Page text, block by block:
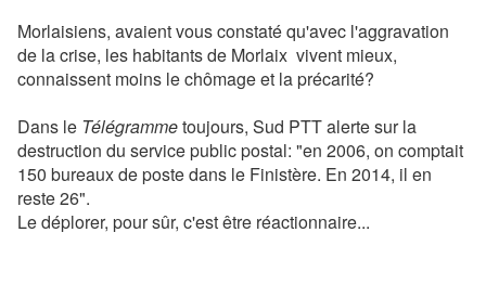
Morlaisiens, avaient vous constaté qu'avec l'aggravation
de la crise, les habitants de Morlaix vivent mieux,
connaissent moins le chômage et la précarité?
Dans le Télégrammetoujours, Sud PTT alerte sur la
destruction du service public postal: "en 2006, on comptait
150 bureaux de poste dans le Finistère. En 2014, il en
reste 26".
Le déplorer, pour sûr, c'est être réactionnaire...